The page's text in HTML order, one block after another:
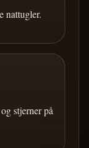
nattugler.
stjerner på